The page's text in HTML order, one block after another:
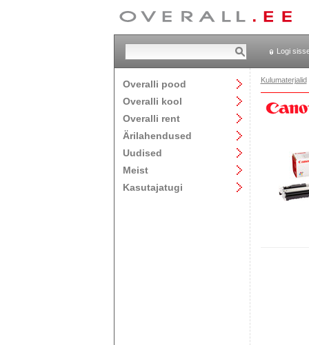
Logi
Overalli pood
Overalli kool
Overalli rent
Ärilahendused
Uudised
Meist
Kasutajatugi
Kulumaterjalid